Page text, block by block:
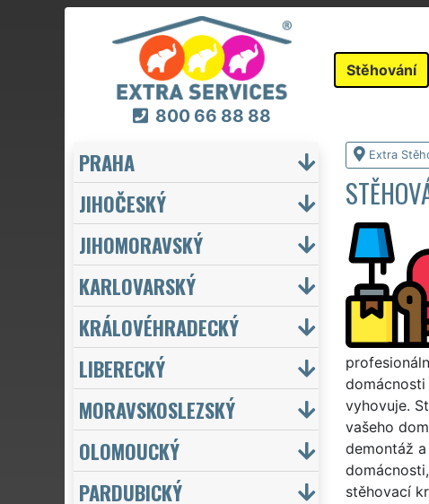
800 66 88 88
Stěhování
Extra
vyhovuje.
vašeho
demontáž
stěhovací
PRAHA
JIHOČESKÝ
JIHOMORAVSKÝ
KARLOVARSKÝ
KRÁLOVÉHRADECKÝ
LIBERECKÝ
MORAVSKOSLEZSKÝ
OLOMOUCKÝ
PARDUBICKÝ